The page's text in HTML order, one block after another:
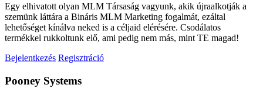
Egy elhivatott olyan MLM Társaság vagyunk, akik újraalkotják a
szemünk láttára a Bináris MLM Marketing fogalmát, ezáltal
lehetőséget kínálva neked is a céljaid elérésére. Csodálatos
termékkel rukkoltunk elő, ami pedig nem más, mint TE magad!
Bejelentkezés Regisztráció
Pooney Systems